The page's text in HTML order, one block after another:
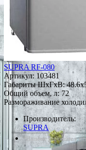
SUPRA RF-080
Артикул: 103481
Габариты ШxГxВ:
Общий объем, л: 72
Размораживание
Производитель:
SUPRA
*Наличие уточняйте у